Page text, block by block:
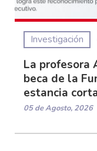
Investigación
La profesora
beca de la
estancia
05 de Agosto, 2026